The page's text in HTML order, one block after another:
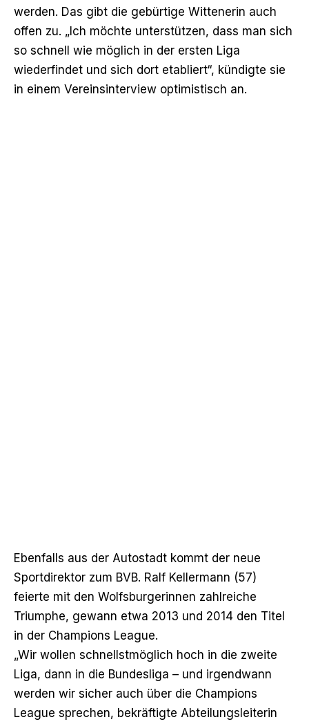
werden. Das gibt die gebürtige Wittenerin auch
offen zu. „Ich möchte unterstützen, dass man sich
so schnell wie möglich in der ersten Liga
wiederfindet und sich dort etabliert“, kündigte sie
in einem Vereinsinterview optimistisch an.
Ebenfalls aus der Autostadt kommt der neue
Sportdirektor zum BVB. Ralf Kellermann (57)
feierte mit den Wolfsburgerinnen zahlreiche
Triumphe, gewann etwa 2013 und 2014 den Titel
in der Champions League.
„Wir wollen schnellstmöglich hoch in die zweite
Liga, dann in die Bundesliga – und irgendwann
werden wir sicher auch über die Champions
League sprechen, bekräftigte Abteilungsleiterin